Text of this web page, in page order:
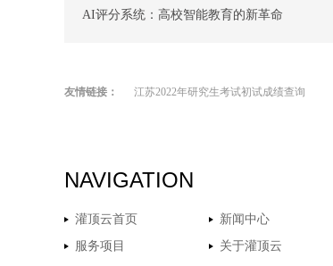
AI评分系统：高校智能教育的新革命
友情链接： 江苏2022年研究生考试初试成绩查询
NAVIGATION
灌顶云首页
新闻中心
服务项目
关于灌顶云